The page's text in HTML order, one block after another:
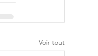
Voir tout